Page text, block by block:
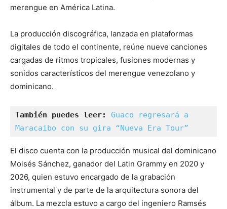
merengue en América Latina.
La producción discográfica, lanzada en plataformas
digitales de todo el continente, reúne nueve canciones
cargadas de ritmos tropicales, fusiones modernas y
sonidos característicos del merengue venezolano y
dominicano.
También puedes leer:
Guaco regresará a
Maracaibo con su gira “Nueva Era Tour”
El disco cuenta con la producción musical del dominicano
Moisés Sánchez, ganador del Latin Grammy en 2020 y
2026, quien estuvo encargado de la grabación
instrumental y de parte de la arquitectura sonora del
álbum. La mezcla estuvo a cargo del ingeniero Ramsés